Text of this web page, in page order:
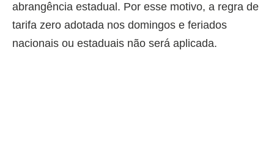
abrangência estadual. Por esse motivo, a regra de
tarifa zero adotada nos domingos e feriados
nacionais ou estaduais não será aplicada.